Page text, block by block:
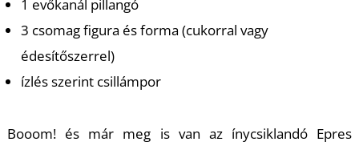
1 evőkanál pillangó
3 csomag figura és forma (cukorral vagy
édesítőszerrel)
ízlés szerint csillámpor
Booom! és már meg is van az ínycsiklandó Epres